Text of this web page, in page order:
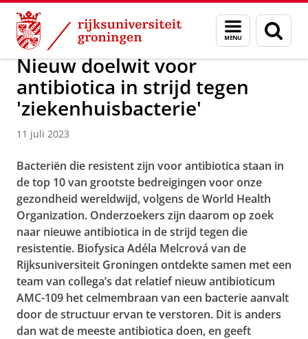
Skip
Content
Skip
Navigation
Menu
en
zoeken
Over ons Actueel Nieuws Nieuwsberichten
Nieuw doelwit voor
antibiotica in strijd tegen
'ziekenhuisbacterie'
11 juli 2023
Bacteriën die resistent zijn voor antibiotica staan in
de top 10 van grootste bedreigingen voor onze
gezondheid wereldwijd, volgens de World Health
Organization. Onderzoekers zijn daarom op zoek
naar nieuwe antibiotica in de strijd tegen die
resistentie. Biofysica Adéla Melcrová van de
Rijksuniversiteit Groningen ontdekte samen met een
team van collega’s dat relatief nieuw antibioticum
AMC-109 het celmembraan van een bacterie aanvalt
door de structuur ervan te verstoren. Dit is anders
dan wat de meeste antibiotica doen, en geeft